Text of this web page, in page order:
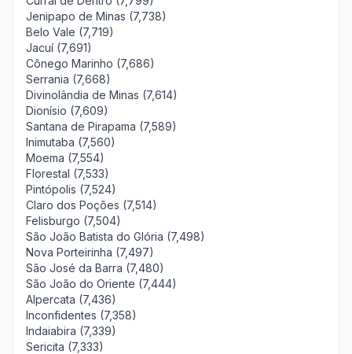
Jenipapo de Minas (7,738)
Belo Vale (7,719)
Jacuí (7,691)
Cônego Marinho (7,686)
Serrania (7,668)
Divinolândia de Minas (7,614)
Dionísio (7,609)
Santana de Pirapama (7,589)
Inimutaba (7,560)
Moema (7,554)
Florestal (7,533)
Pintópolis (7,524)
Claro dos Poções (7,514)
Felisburgo (7,504)
São João Batista do Glória (7,498)
Nova Porteirinha (7,497)
São José da Barra (7,480)
São João do Oriente (7,444)
Alpercata (7,436)
Inconfidentes (7,358)
Indaiabira (7,339)
Sericita (7,333)